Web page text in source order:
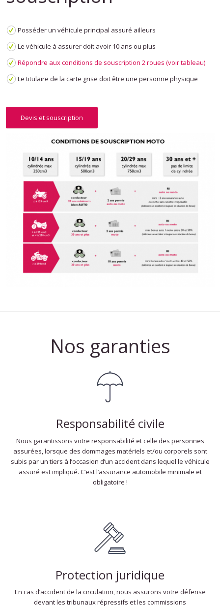
Posséder un véhicule principal assuré ailleurs
Le véhicule à assurer doit avoir 10 ans ou plus
Répondre aux conditions de souscription 2 roues (voir tableau)
Le titulaire de la carte grise doit être une personne physique
Devis et souscription
Nos garanties
Responsabilité civile
Nous garantissons votre responsabilité et celle des personnes
assurées, lorsque des dommages matériels et/ou corporels sont
subis par un tiers à l’occasion d’un accident dans lequel le véhicule
assuré est impliqué. C’est l’assurance automobile minimale et
obligatoire !
Protection juridique
En cas d’accident de la circulation, nous assurons votre défense
devant les tribunaux répressifs et les commissions